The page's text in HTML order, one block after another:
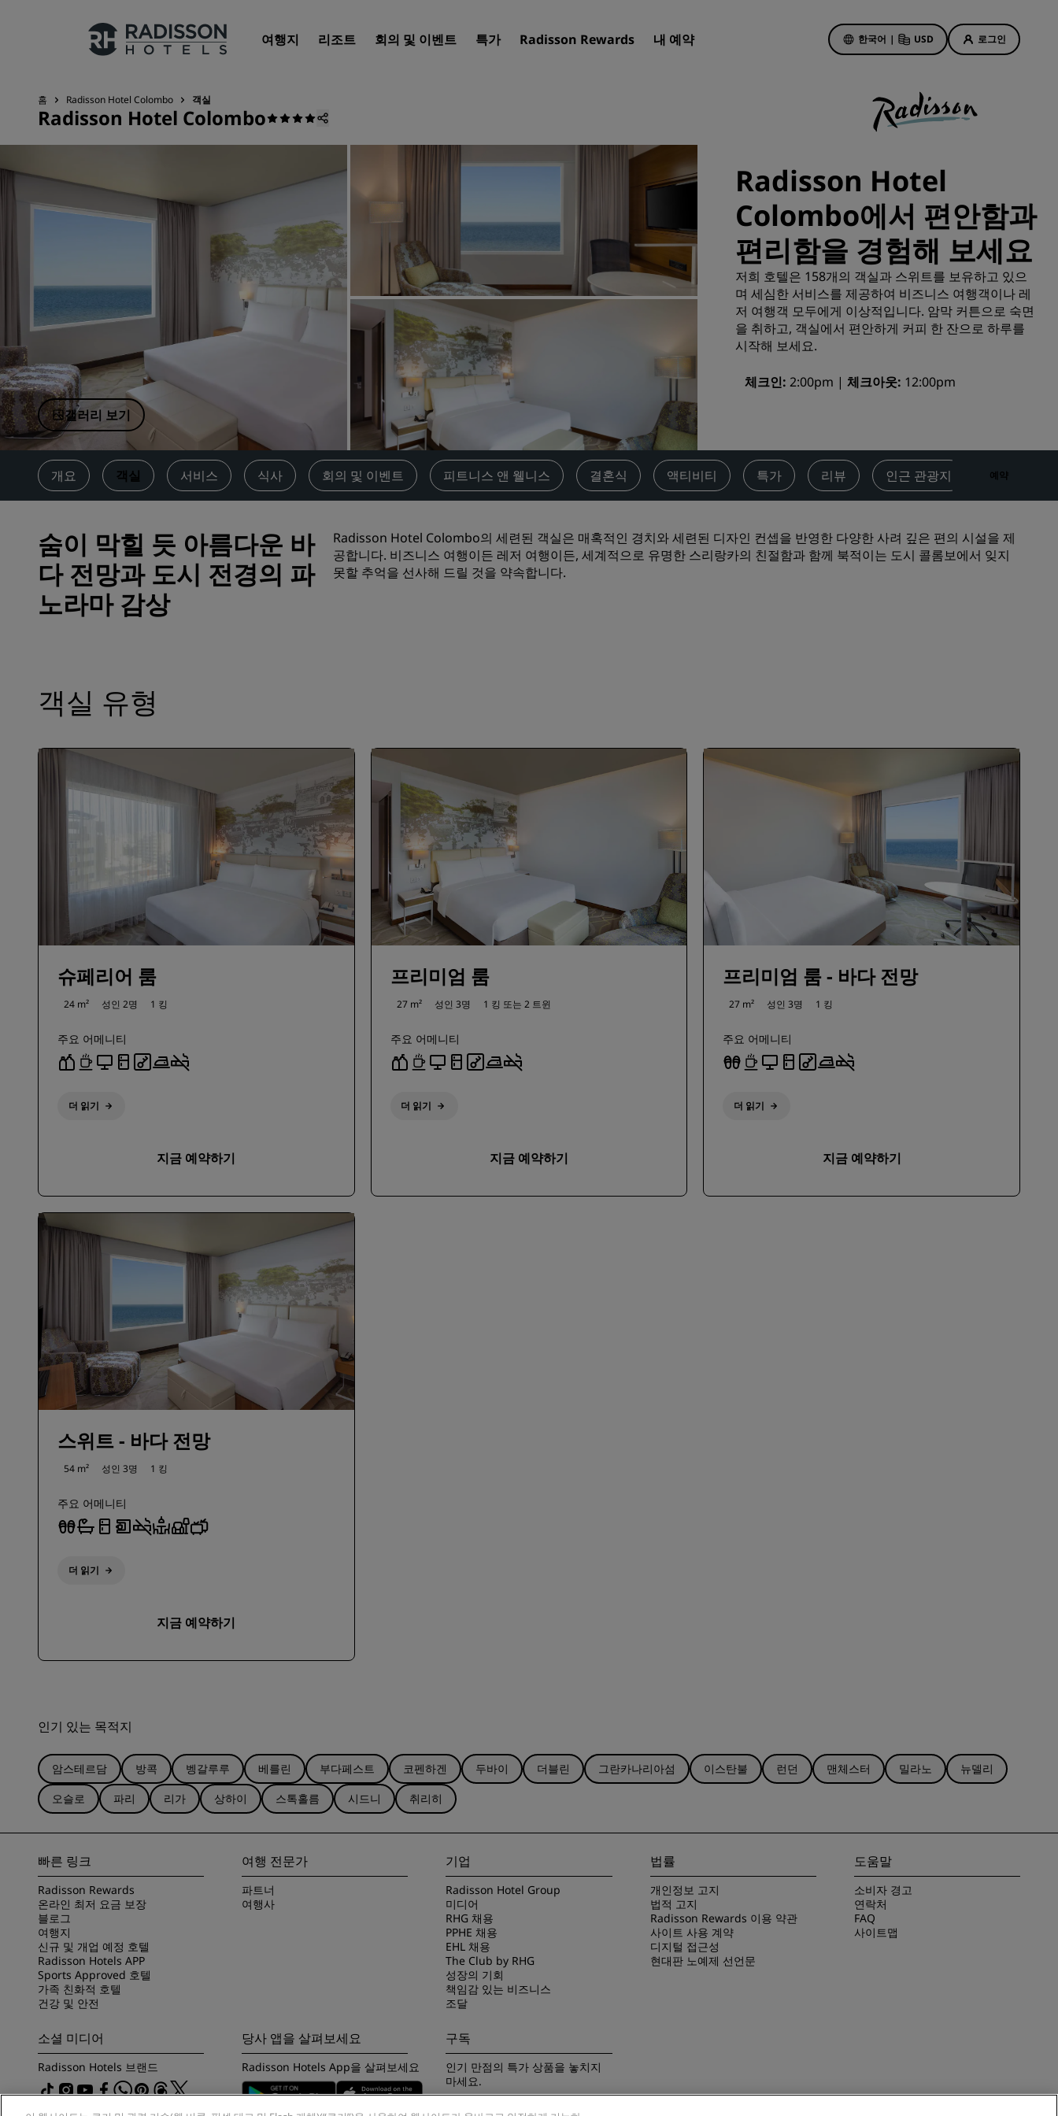
여행지 리조트 회의 및 이벤트 특가 Radisson Rewards 내 예약 한국어 | USD 로그인
우리의 브랜드
중국 제휴 브랜드
공항 호텔
신규 및 예정 호텔
Radisson Meetings
산업 솔루션
항공편 검색
항공편 검색
식사
레스토랑 검색
호텔 특가
첫 순간의 매력
오늘의 딜
사전 예약
패키지 보기
여행 아이디어
가족 친화적 호텔
결혼식 장소
비즈니스 여행객
도심부 호텔
블로그 방문하기
Radisson Rewards
홈 Radisson Hotel Colombo 객실
Radisson Hotel Colombo
갤러리 보기
Radisson Hotel
Colombo에서 편안함과
편리함을 경험해 보세요
저희 호텔은 158개의 객실과 스위트를 보유하고 있으
며 세심한 서비스를 제공하여 비즈니스 여행객이나 레
저 여행객 모두에게 이상적입니다. 암막 커튼으로 숙면
을 취하고, 객실에서 편안하게 커피 한 잔으로 하루를
시작해 보세요.
체크인 2:00pm 체크아웃 12:00pm
개요 객실 서비스 식사 회의 및 이벤트 피트니스 앤 웰니스 결혼식 액티비티 특가 리뷰 인근 관광지 문의처
예약
숨이 막힐 듯 아름다운 바
다 전망과 도시 전경의 파
노라마 감상
Radisson Hotel Colombo의 세련된 객실은 매혹적인 경치와 세련된 디자인 컨셉을 반영한 다양한 사려 깊은 편의 시설을 제
공합니다. 비즈니스 여행이든 레저 여행이든, 세계적으로 유명한 스리랑카의 친절함과 함께 북적이는 도시 콜롬보에서 잊지
못할 추억을 선사해 드릴 것을 약속합니다.
객실 유형
슈페리어 룸
24 m² 성인 2명 1 킹
주요 어메니티
더 읽기
지금 예약하기
프리미엄 룸
27 m² 성인 3명 1 킹 또는 2 트윈
주요 어메니티
더 읽기
지금 예약하기
프리미엄 룸 - 바다 전망
27 m² 성인 3명 1 킹
주요 어메니티
더 읽기
지금 예약하기
스위트 - 바다 전망
54 m² 성인 3명 1 킹
주요 어메니티
더 읽기
지금 예약하기
인기 있는 목적지
암스테르담 방콕 벵갈루루 베를린 부다페스트 코펜하겐 두바이 더블린 그란카나리아섬 이스탄불 런던 맨체스터 밀라노
뉴델리
오슬로
파리 리가 상하이 스톡홀름 시드니 취리히
빠른 링크
Radisson Rewards
온라인 최저 요금 보장
블로그
여행지
신규 및 개업 예정 호텔
Radisson Hotels APP
Sports Approved 호텔
가족 친화적 호텔
건강 및 안전
여행 전문가
파트너
여행사
기업
Radisson Hotel Group
미디어
RHG 채용
PPHE 채용
EHL 채용
The Club by RHG
성장의 기회
책임감 있는 비즈니스
조달
법률
개인정보 고지
법적 고지
Radisson Rewards 이용 약관
사이트 사용 계약
디지털 접근성
현대판 노예제 선언문
도움말
소비자 경고
연락처
FAQ
사이트맵
소셜 미디어
Radisson Hotels 브랜드
당사 앱을 살펴보세요
Radisson Hotels App을 살펴보세요
구독
인기 만점의 특가 상품을 놓치지
마세요.